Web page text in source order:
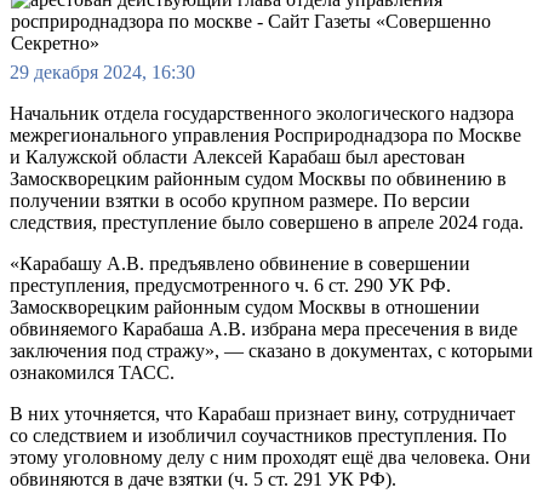
29 декабря 2024, 16:30
Начальник отдела государственного экологического надзора
межрегионального управления Росприроднадзора по Москве
и Калужской области Алексей Карабаш был арестован
Замоскворецким районным судом Москвы по обвинению в
получении взятки в особо крупном размере. По версии
следствия, преступление было совершено в апреле 2024 года.
«Карабашу А.В. предъявлено обвинение в совершении
преступления, предусмотренного ч. 6 ст. 290 УК РФ.
Замоскворецким районным судом Москвы в отношении
обвиняемого Карабаша А.В. избрана мера пресечения в виде
заключения под стражу», — сказано в документах, с которыми
ознакомился ТАСС.
В них уточняется, что Карабаш признает вину, сотрудничает
со следствием и изобличил соучастников преступления. По
этому уголовному делу с ним проходят ещё два человека. Они
обвиняются в даче взятки (ч. 5 ст. 291 УК РФ).